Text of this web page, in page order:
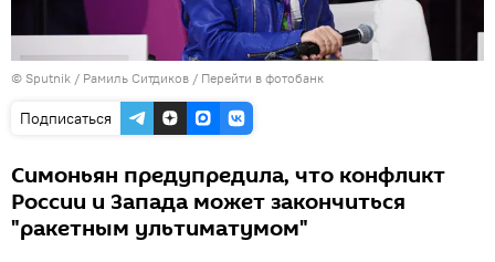
© Sputnik / Рамиль Ситдиков / Перейти в фотобанк
Подписаться
Симоньян предупредила, что конфликт
России и Запада может закончиться
"ракетным ультиматумом"